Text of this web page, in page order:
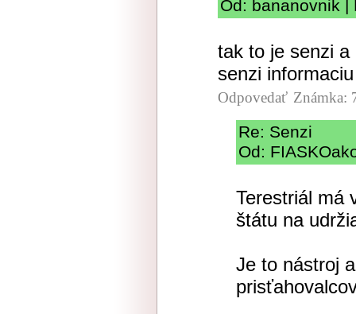
Od: bananovnik |
tak to je senzi
senzi
Odpovedať Známka:
Re: Senzi
Od:
Terestriál má
štátu na
Je to nástroj